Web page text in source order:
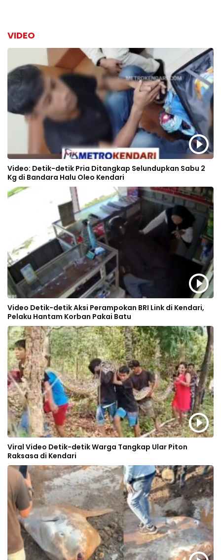
VIDEO
Video: Detik-detik Pria Ditangkap Selundupkan Sabu 2
Kg di Bandara Halu Oleo Kendari
Video Detik-detik Aksi Perampokan BRI Link di Kendari,
Pelaku Hantam Korban Pakai Batu
Viral Video Detik-detik Warga Tangkap Ular Piton
Raksasa di Kendari